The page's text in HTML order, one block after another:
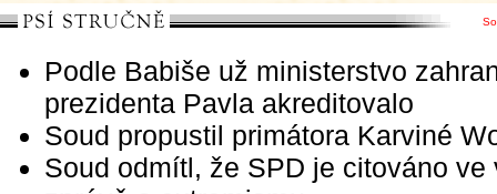
Podle Babiše už ministerstvo
prezidenta Pavla akreditovalo
Soud propustil primátora Karviné
Soud odmítl, že SPD je citováno ve